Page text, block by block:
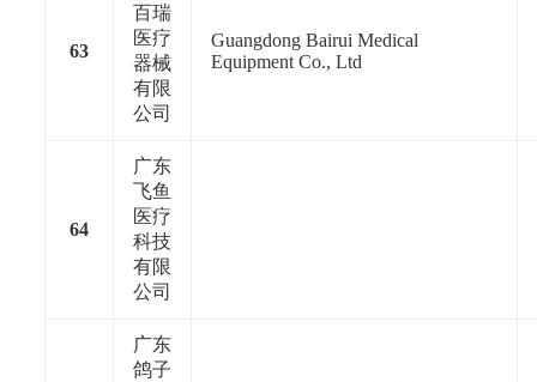
63
百瑞
医疗
器械
有限
公司
Guangdong Bairui Medical
Equipment Co., Ltd
64
广东
飞鱼
医疗
科技
有限
公司
广东
鸽子